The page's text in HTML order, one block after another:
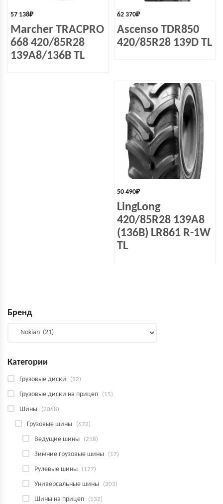
57 138₽
Marcher TRACPRO
668 420/85R28
139A8/136B TL
62 370₽
Ascenso TDR850
420/85R28 139D TL
50 490₽
LingLong
420/85R28 139A8
(136B) LR861 R-1W
TL
Бренд
Категории
Грузовые диски (52)
Грузовые диски на прицеп (15)
Шины (2068)
Грузовые шины (672)
Ведущие шины (218)
Зимние грузовые шины (17)
Рулевые шины (177)
Универсальные шины (203)
Шины на прицеп (132)